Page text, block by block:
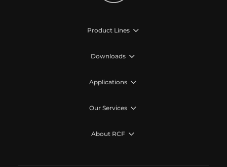
Product Lines
Downloads
Applications
Our Services
About RCF